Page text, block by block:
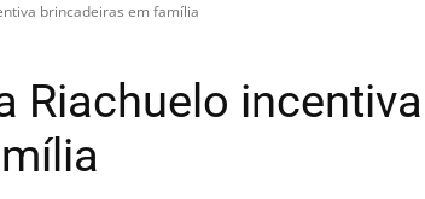
brincadeiras em família
Riachuelo incentiva